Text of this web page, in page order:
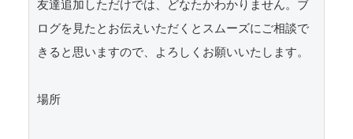
友達追加しただけでは、どなたかわかりません。ブ
ログを見たとお伝えいただくとスムーズにご相談で
きると思いますので、よろしくお願いいたします。
場所